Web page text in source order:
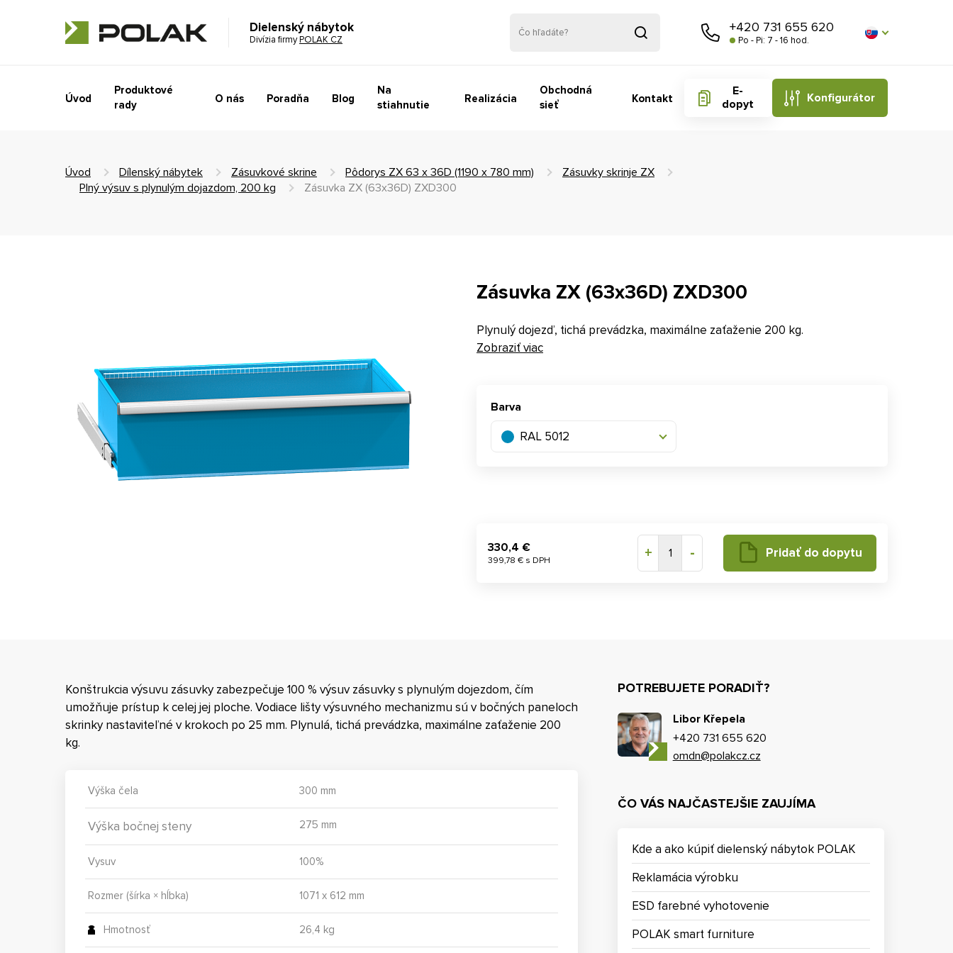
Dielenský nábytok
Divízia firmyPOLAK CZ
+420 731 655 620
Po - Pi: 7 - 16 hod.
Úvod
Produktové
rady
O nás Poradňa Blog
Na
stiahnutie
Realizácia
Obchodná
sieť
Kontakt
E-
dopyt
Konfigurátor
Úvod Dílenský nábytek Zásuvkové skrine Pôdorys ZX 63 x 36D (1190 x 780 mm)
Zásuvky skrinje ZX
Plný výsuv s plynulým dojazdom, 200 kg
Zásuvka ZX (63x36D) ZXD300
Zásuvka ZX (63x36D) ZXD300
Plynulý dojezď, tichá prevádzka, maximálne zaťaženie 200 kg.
Zobraziť viac
Barva
RAL 5012
330,4 €
399,78 € s DPH + 1 - Pridať do dopytu
Konštrukcia výsuvu zásuvky zabezpečuje 100 % výsuv zásuvky s plynulým dojezdom, čím
umožňuje prístup k celej jej ploche. Vodiace lišty výsuvného mechanizmu sú v bočných paneloch
skrinky nastaviteľné v krokoch po 25 mm. Plynulá, tichá prevádzka, maximálne zaťaženie 200
kg.
Výška čela 300 mm
Výška bočnej steny 275 mm
Vysuv 100%
Rozmer (šírka × hĺbka) 1071 x 612 mm
Hmotnosť 26,4 kg
POTREBUJETE PORADIŤ?
Libor Křepela
+420 731 655 620
omdn@polakcz.cz
ČO VÁS NAJČASTEJŠIE ZAUJÍMA
Kde a ako kúpiť dielenský nábytok POLAK
Reklamácia výrobku
ESD farebné vyhotovenie
POLAK smart furniture